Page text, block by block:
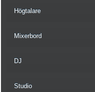
Högtalare
Mixerbord
DJ
Studio